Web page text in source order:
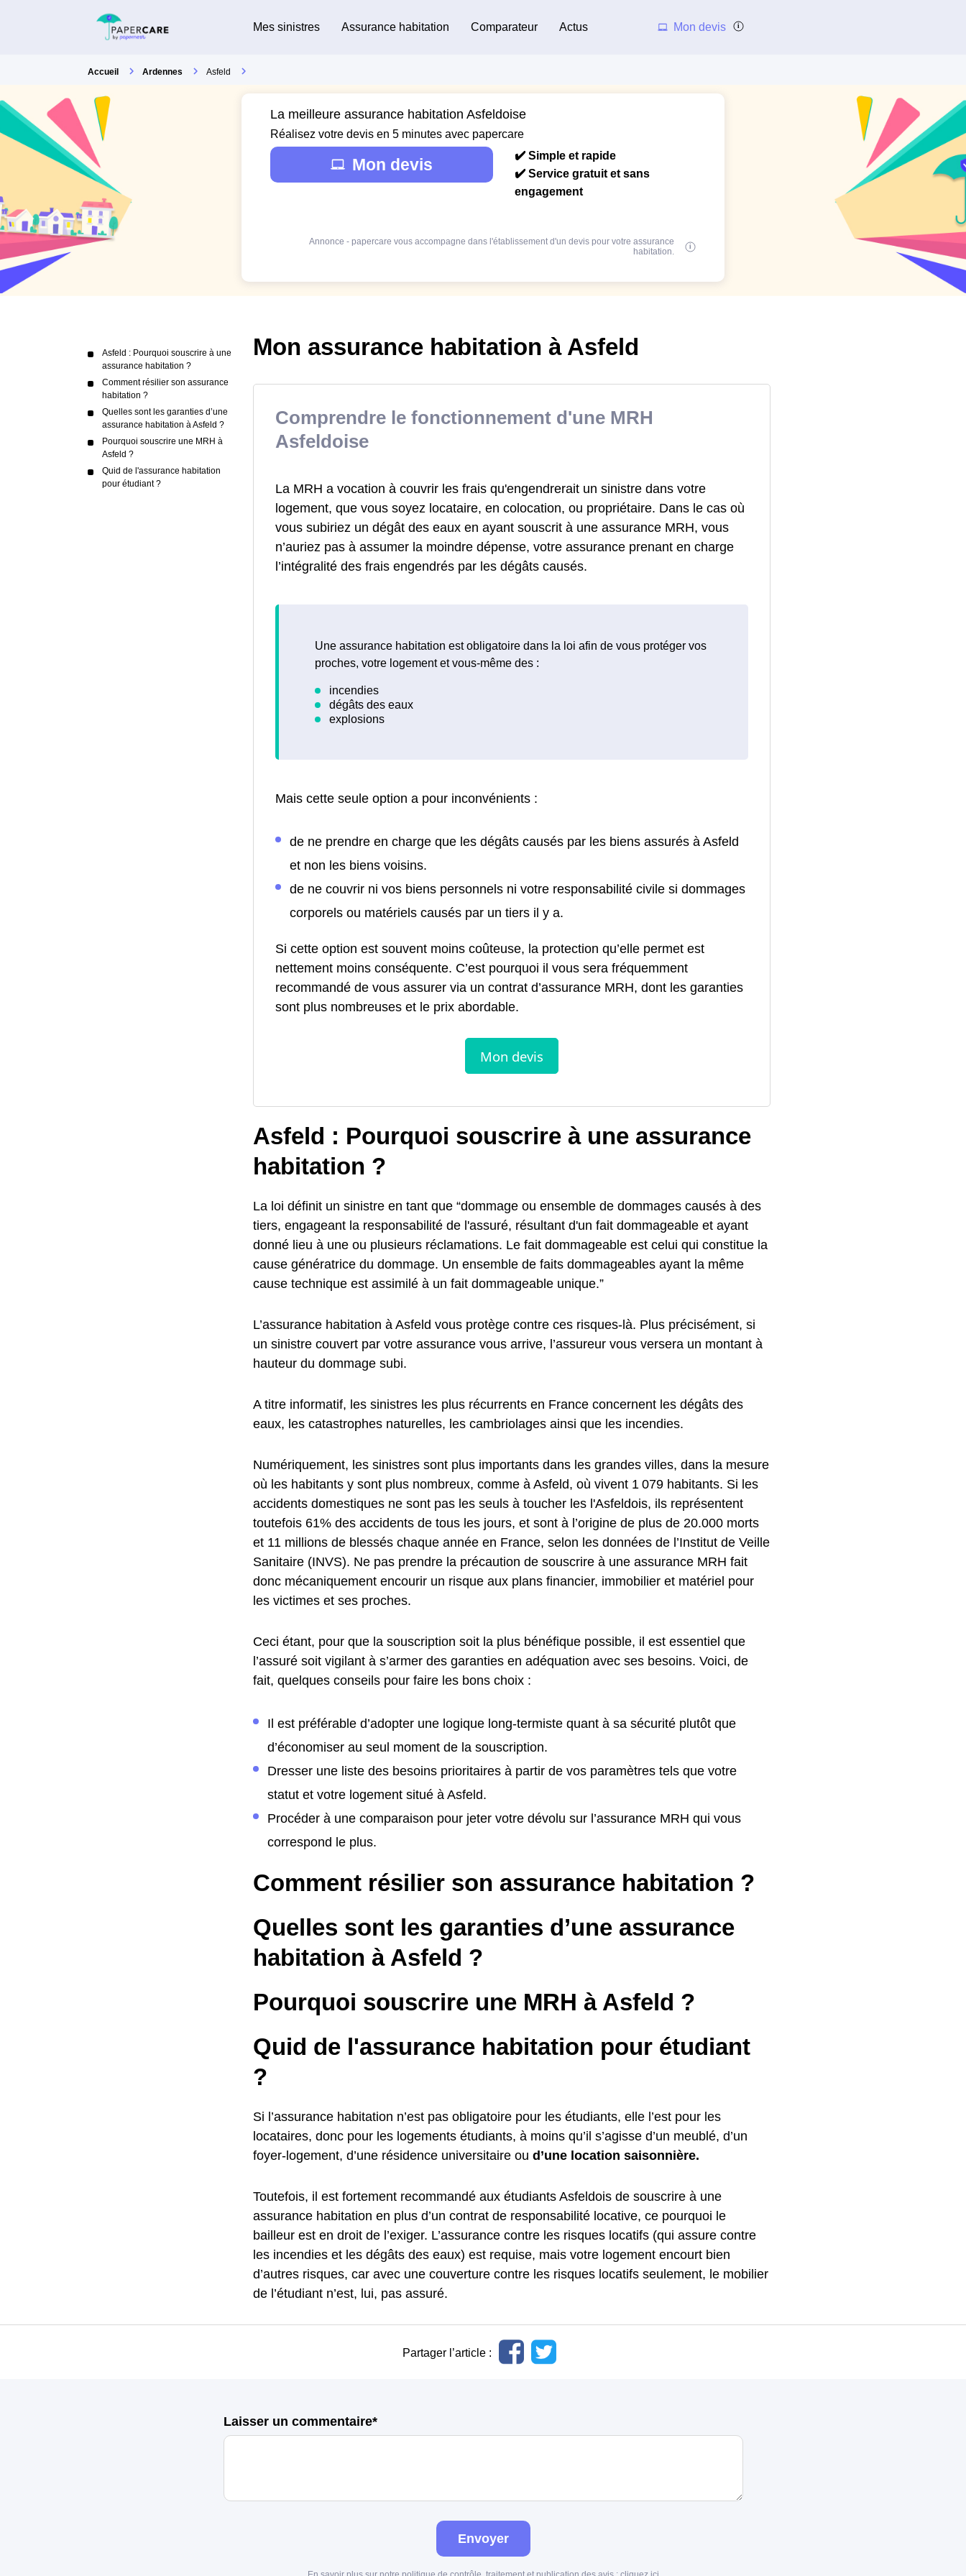
Mes sinistres Assurance habitation Comparateur Actus Mon devis
Accueil Ardennes Asfeld
La meilleure assurance habitation Asfeldoise
Réalisez votre devis en 5 minutes avec papercare
Mon devis
✔️ Simple et rapide
✔️ Service gratuit et sans
engagement
Annonce - papercare vous accompagne dans l'établissement d'un devis pour votre assurance
habitation.
Asfeld : Pourquoi souscrire à une
assurance habitation ?
Comment résilier son assurance
habitation ?
Quelles sont les garanties d’une
assurance habitation à Asfeld ?
Pourquoi souscrire une MRH à
Asfeld ?
Quid de l'assurance habitation
pour étudiant ?
Mon assurance habitation à Asfeld
Comprendre le fonctionnement d'une MRH
Asfeldoise
La MRH a vocation à couvrir les frais qu'engendrerait un sinistre dans votre
logement, que vous soyez locataire, en colocation, ou propriétaire. Dans le cas où
vous subiriez un dégât des eaux en ayant souscrit à une assurance MRH, vous
n’auriez pas à assumer la moindre dépense, votre assurance prenant en charge
l’intégralité des frais engendrés par les dégâts causés.
Une assurance habitation est obligatoire dans la loi afin de vous protéger vos
proches, votre logement et vous-même des :
Mais cette seule option a pour inconvénients :
de ne prendre en charge que les dégâts causés par les biens assurés à Asfeld
et non les biens voisins.
de ne couvrir ni vos biens personnels ni votre responsabilité civile si dommages
corporels ou matériels causés par un tiers il y a.
Si cette option est souvent moins coûteuse, la protection qu’elle permet est
nettement moins conséquente. C’est pourquoi il vous sera fréquemment
recommandé de vous assurer via un contrat d’assurance MRH, dont les garanties
sont plus nombreuses et le prix abordable.
Asfeld : Pourquoi souscrire à une assurance
habitation ?
La loi définit un sinistre en tant que “dommage ou ensemble de dommages causés à des
tiers, engageant la responsabilité de l'assuré, résultant d'un fait dommageable et ayant
donné lieu à une ou plusieurs réclamations. Le fait dommageable est celui qui constitue la
cause génératrice du dommage. Un ensemble de faits dommageables ayant la même
cause technique est assimilé à un fait dommageable unique.”
L’assurance habitation à Asfeld vous protège contre ces risques-là. Plus précisément, si
un sinistre couvert par votre assurance vous arrive, l’assureur vous versera un montant à
hauteur du dommage subi.
A titre informatif, les sinistres les plus récurrents en France concernent les dégâts des
eaux, les catastrophes naturelles, les cambriolages ainsi que les incendies.
Numériquement, les sinistres sont plus importants dans les grandes villes, dans la mesure
où les habitants y sont plus nombreux, comme à Asfeld, où vivent 1 079 habitants. Si les
accidents domestiques ne sont pas les seuls à toucher les l'Asfeldois, ils représentent
toutefois 61% des accidents de tous les jours, et sont à l’origine de plus de 20.000 morts
et 11 millions de blessés chaque année en France, selon les données de l’Institut de Veille
Sanitaire (INVS). Ne pas prendre la précaution de souscrire à une assurance MRH fait
donc mécaniquement encourir un risque aux plans financier, immobilier et matériel pour
les victimes et ses proches.
Ceci étant, pour que la souscription soit la plus bénéfique possible, il est essentiel que
l’assuré soit vigilant à s’armer des garanties en adéquation avec ses besoins. Voici, de
fait, quelques conseils pour faire les bons choix :
Il est préférable d’adopter une logique long-termiste quant à sa sécurité plutôt que
d’économiser au seul moment de la souscription.
Dresser une liste des besoins prioritaires à partir de vos paramètres tels que votre
statut et votre logement situé à Asfeld.
Procéder à une comparaison pour jeter votre dévolu sur l’assurance MRH qui vous
correspond le plus.
Comment résilier son assurance habitation ?
Quelles sont les garanties d’une assurance
habitation à Asfeld ?
Pourquoi souscrire une MRH à Asfeld ?
Quid de l'assurance habitation pour étudiant
?
Si l’assurance habitation n’est pas obligatoire pour les étudiants, elle l’est pour les
locataires, donc pour les logements étudiants, à moins qu’il s’agisse d’un meublé, d’un
foyer-logement, d’une résidence universitaire ou d’une location saisonnière.
Toutefois, il est fortement recommandé aux étudiants Asfeldois de souscrire à une
assurance habitation en plus d’un contrat de responsabilité locative, ce pourquoi le
bailleur est en droit de l’exiger. L’assurance contre les risques locatifs (qui assure contre
les incendies et les dégâts des eaux) est requise, mais votre logement encourt bien
d’autres risques, car avec une couverture contre les risques locatifs seulement, le mobilier
de l’étudiant n’est, lui, pas assuré.
Partager l’article :
Laisser un commentaire*
Envoyer